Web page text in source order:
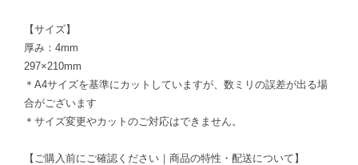
【サイズ】
厚み：4mm
297×210mm
＊A4サイズを基準にカットしていますが、数ミリの誤差が出る場
合がございます
＊サイズ変更やカットのご対応はできません。
【ご購入前にご確認ください｜商品の特性・配送について】